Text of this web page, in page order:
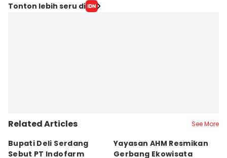
Tonton lebih seru di
Related Articles See More
Bupati Deli Serdang
Sebut PT Indofarm
Yayasan AHM Resmikan
Gerbang Ekowisata